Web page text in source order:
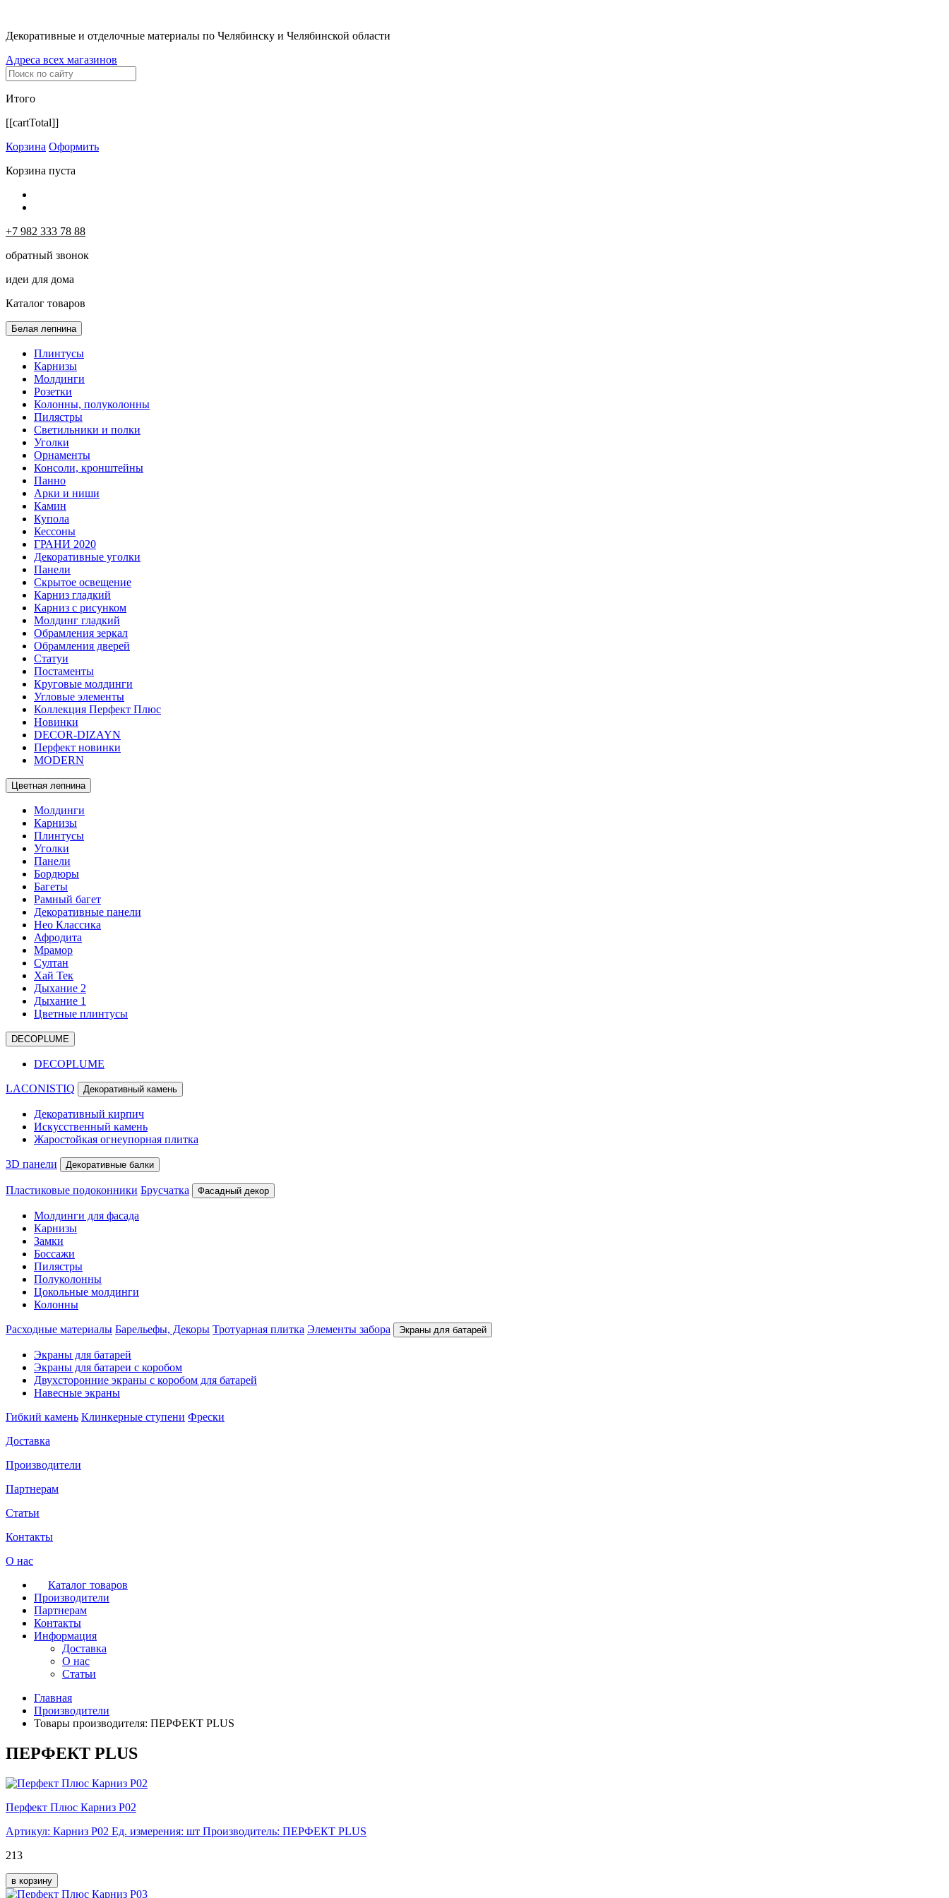
Декоративные и отделочные материалы по Челябинску и Челябинской области
Адреса всех магазинов
Итого
[[cartTotal]]
Корзина Оформить
Корзина пуста
+7 982 333 78 88
обратный звонок
идеи для дома
Каталог товаров
Белая лепнина
Плинтусы
Карнизы
Молдинги
Розетки
Колонны, полуколонны
Пилястры
Светильники и полки
Уголки
Орнаменты
Консоли, кронштейны
Панно
Арки и ниши
Камин
Купола
Кессоны
ГРАНИ 2020
Декоративные уголки
Панели
Скрытое освещение
Карниз гладкий
Карниз с рисунком
Молдинг гладкий
Обрамления зеркал
Обрамления дверей
Статуи
Постаменты
Круговые молдинги
Угловые элементы
Коллекция Перфект Плюс
Новинки
DECOR-DIZAYN
Перфект новинки
MODERN
Цветная лепнина
Молдинги
Карнизы
Плинтусы
Уголки
Панели
Бордюры
Багеты
Рамный багет
Декоративные панели
Нео Классика
Афродита
Мрамор
Султан
Хай Тек
Дыхание 2
Дыхание 1
Цветные плинтусы
DECOPLUME
DECOPLUME
LACONISTIQ Декоративный камень
Декоративный кирпич
Искусственный камень
Жаростойкая огнеупорная плитка
3D панели Декоративные балки
Пластиковые подоконники Брусчатка Фасадный декор
Молдинги для фасада
Карнизы
Замки
Боссажи
Пилястры
Полуколонны
Цокольные молдинги
Колонны
Расходные материалы Барельефы, Декоры Тротуарная плитка Элементы забора Экраны для батарей
Экраны для батарей
Экраны для батареи с коробом
Двухсторонние экраны с коробом для батарей
Навесные экраны
Гибкий камень Клинкерные ступени Фрески
Доставка
Производители
Партнерам
Статьи
Контакты
О нас
Каталог товаров
Производители
Партнерам
Контакты
Информация
Доставка
О нас
Статьи
Главная
Производители
Товары производителя: ПЕРФЕКТ PLUS
ПЕРФЕКТ PLUS
Перфект Плюс Карниз P02
Артикул: Карниз P02 Ед. измерения: шт Производитель: ПЕРФЕКТ PLUS
213
в корзину